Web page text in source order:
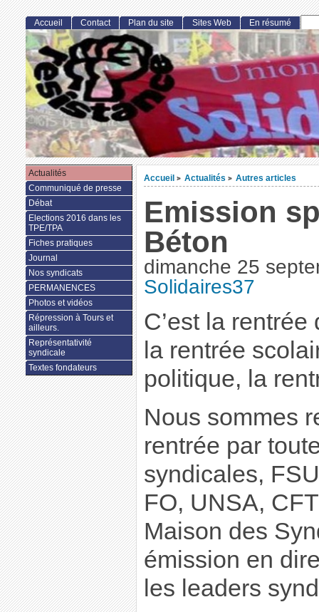
Accueil > Actualités > Autres articles
Emission
Béton
dimanche 25
Solidaires37
C’est la rentrée
la rentrée
politique, la
Nous sommes
rentrée par
syndicales,
FO, UNSA,
Maison des
émission en
les leaders
Accueil Contact Plan du site Sites Web En résumé
Actualités
Communiqué de presse
Débat
Elections 2016 dans les
TPE/TPA
Fiches pratiques
Journal
Nos syndicats
PERMANENCES
Photos et vidéos
Répression à Tours et
ailleurs.
Représentativité
syndicale
Textes fondateurs